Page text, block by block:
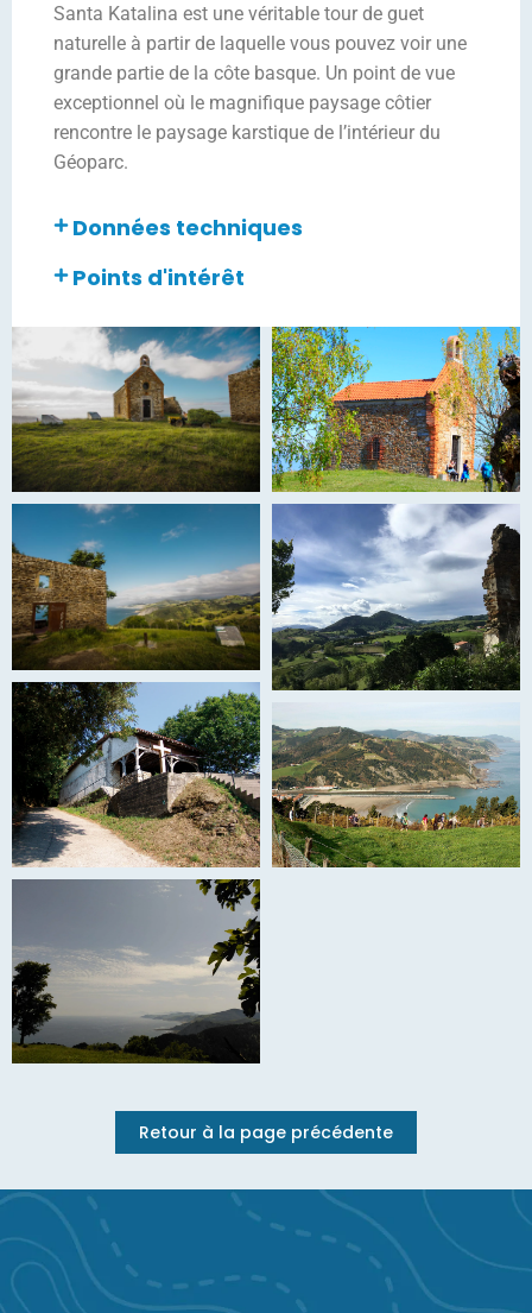
Santa Katalina est une véritable tour de guet
naturelle à partir de laquelle vous pouvez voir une
grande partie de la côte basque. Un point de vue
exceptionnel où le magnifique paysage côtier
rencontre le paysage karstique de l’intérieur du
Géoparc.
Données techniques
Points d'intérêt
Retour à la page précédente